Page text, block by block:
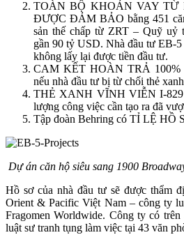
TOÀN BỘ KHOẢN VAY
ĐƯỢC ĐẢM BẢO bằng 451
sản thế chấp từ ZRT – Quỹ uỷ
gần 90 tỷ USD. Nhà đầu tư EB-
không lấy lại được tiền đầu tư.
CAM KẾT HOÀN TRẢ 100%
nếu nhà đầu tư bị từ chối thẻ
THẺ XANH VĨNH VIỄN I-
lượng công việc cần tạo ra đã
Tập đoàn Behring có TỈ LỆ HỒ
Dự án căn hộ siêu sang 1900
Hồ sơ của nhà đầu tư sẽ được thẩm
Orient & Pacific Việt Nam – công ty
Fragomen Worldwide. Công ty có
luật sư tranh tụng làm việc tại 43 văn